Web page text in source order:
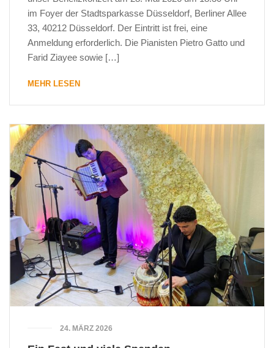
im Foyer der Stadtsparkasse Düsseldorf, Berliner Allee
33, 40212 Düsseldorf. Der Eintritt ist frei, eine
Anmeldung erforderlich. Die Pianisten Pietro Gatto und
Farid Ziayee sowie […]
MEHR LESEN
24. MÄRZ 2026